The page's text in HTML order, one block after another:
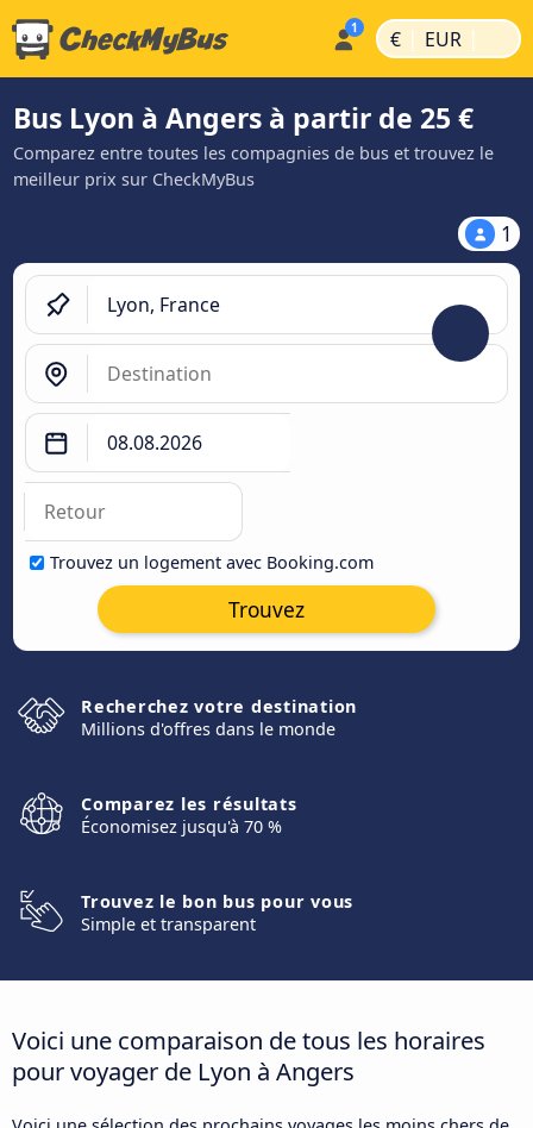
€ | EUR |
Bus Lyon à Angers à partir de 25 €
Comparez entre toutes les compagnies de bus et trouvez le
meilleur prix sur CheckMyBus
1
Trouvez un logement avec Booking.com
Trouvez
Recherchez votre destination
Millions d'offres dans le monde
Comparez les résultats
Économisez jusqu'à 70 %
Trouvez le bon bus pour vous
Simple et transparent
Voici une comparaison de tous les horaires
pour voyager de Lyon à Angers